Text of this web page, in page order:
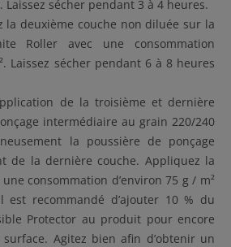
Laissez sécher pendant 3 à 4 heures.
deuxième couche non diluée sur la
Roller avec une consommation
Laissez sécher pendant 6 à 8 heures
de la troisième et dernière
intermédiaire au grain 220/240
la poussière de ponçage
de la dernière couche. Appliquez la
consommation d’environ 75 g / m²
recommandé d’ajouter 10 % du
Protector au produit pour encore
Agitez bien afin d’obtenir un